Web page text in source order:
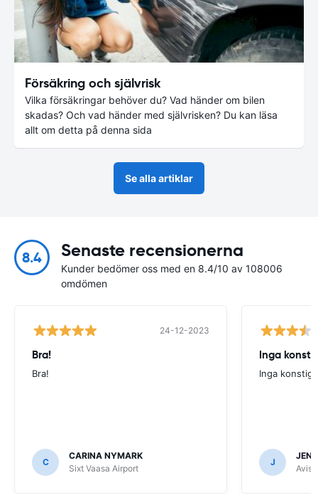
Försäkring och självrisk
Vilka försäkringar behöver du? Vad händer om bilen
skadas? Och vad händer med självrisken? Du kan läsa
allt om detta på denna sida
Se alla artiklar
8.4 Senaste recensionerna
Kunder bedömer oss med en 8.4/10 av 108006
omdömen
24-12-2023
Bra!
Bra!
C
CARINA NYMARK
Sixt Vaasa Airport
Inga
Inga
J
Avis